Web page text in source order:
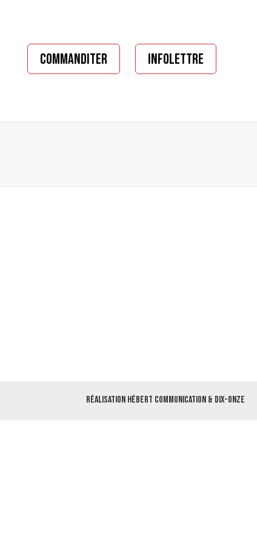
COMMANDITER INFOLETTRE
Réalisation Hébert Communication & Dix-Onze